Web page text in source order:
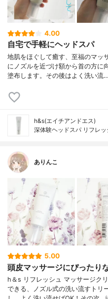
4.00
自宅で手軽にヘッドスパ
地肌をほぐして癒す、至福のマッ
にノズルを近づけ額から首の方に
塗布します。その後はよく洗い流…
h&s(エイチアンドエス)
深体験ヘッドスパ リフレ
ありんこ
5.00
頭皮マッサージにぴったり
h＆s リフレッシュ マッサージク
できる、ノズル式の洗い流すトリ